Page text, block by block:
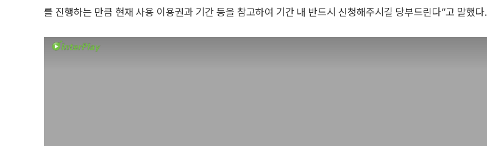
를 진행하는 만큼 현재 사용 이용권과 기간 등을 참고하여 기간 내 반드시 신청해주시길 당부드린다”고 말했다.